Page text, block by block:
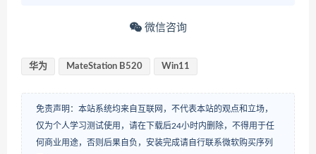
微信咨询
华为 MateStation B520 Win11
免责声明：本站系统均来自互联网，不代表本站的观点和立场，
仅为个人学习测试使用，请在下载后24小时内删除，不得用于任
何商业用途，否则后果自负，安装完成请自行联系微软购买序列